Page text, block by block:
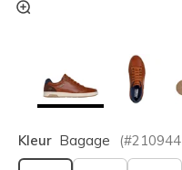
Kleur Bagage (#210944